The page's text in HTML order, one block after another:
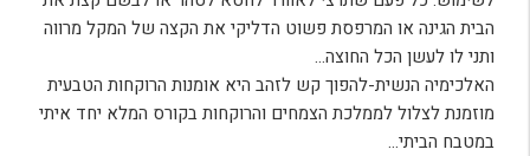
הבית הגינה או המרפסת פשוט הדליקי את הקצה של המקל מרווה
ותני לו לעשן הכל החוצה…
האלכימיה הנשית-להפוך קש לזהב היא אומנות הרוקחות הטבעית
מוזמנת לצלול לממלכת הצמחים והרוקחות בקורס המלא יחד איתי
במטבח הביתי…